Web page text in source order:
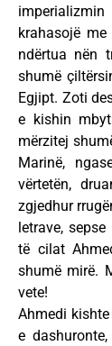
krahasojë
ndërtua nën
shumë
Egjipt. Zoti
e kishin
mërzitej
Marinë,
vërtetën,
zgjedhur
letrave,
të cilat
shumë mirë.
vete!
Ahmedi
e